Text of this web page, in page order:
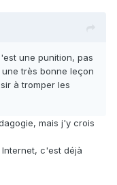
une punition, pas
très bonne leçon
à tromper les
mais j'y crois
c'est déjà